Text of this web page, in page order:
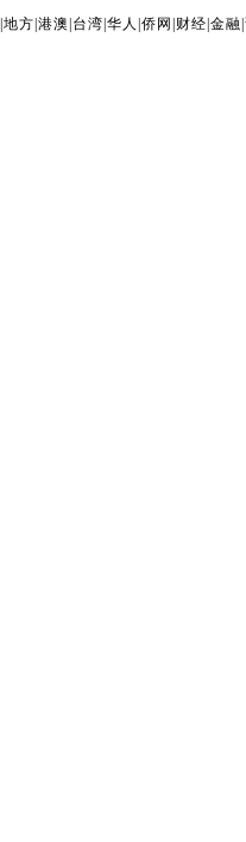
|地方 |港澳 台湾 |华人 |侨网 财经 |金融 |